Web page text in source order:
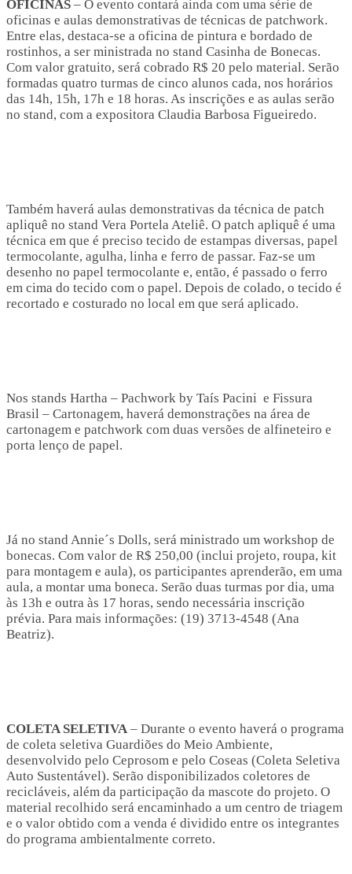
OFICINAS – O evento contará ainda com uma série de
oficinas e aulas demonstrativas de técnicas de patchwork.
Entre elas, destaca-se a oficina de pintura e bordado de
rostinhos, a ser ministrada no stand Casinha de Bonecas.
Com valor gratuito, será cobrado R$ 20 pelo material. Serão
formadas quatro turmas de cinco alunos cada, nos horários
das 14h, 15h, 17h e 18 horas. As inscrições e as aulas serão
no stand, com a expositora Claudia Barbosa Figueiredo.
Também haverá aulas demonstrativas da técnica de patch
apliquê no stand Vera Portela Ateliê. O patch apliquê é uma
técnica em que é preciso tecido de estampas diversas, papel
termocolante, agulha, linha e ferro de passar. Faz-se um
desenho no papel termocolante e, então, é passado o ferro
em cima do tecido com o papel. Depois de colado, o tecido é
recortado e costurado no local em que será aplicado.
Nos stands Hartha – Pachwork by Taís Pacini e Fissura
Brasil – Cartonagem, haverá demonstrações na área de
cartonagem e patchwork com duas versões de alfineteiro e
porta lenço de papel.
Já no stand Annie´s Dolls, será ministrado um workshop de
bonecas. Com valor de R$ 250,00 (inclui projeto, roupa, kit
para montagem e aula), os participantes aprenderão, em uma
aula, a montar uma boneca. Serão duas turmas por dia, uma
às 13h e outra às 17 horas, sendo necessária inscrição
prévia. Para mais informações: (19) 3713-4548 (Ana
Beatriz).
COLETA SELETIVA – Durante o evento haverá o programa
de coleta seletiva Guardiões do Meio Ambiente,
desenvolvido pelo Ceprosom e pelo Coseas (Coleta Seletiva
Auto Sustentável). Serão disponibilizados coletores de
recicláveis, além da participação da mascote do projeto. O
material recolhido será encaminhado a um centro de triagem
e o valor obtido com a venda é dividido entre os integrantes
do programa ambientalmente correto.